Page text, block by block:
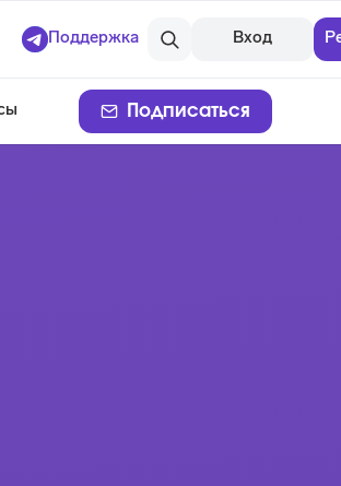
Поддержка Вход
Подписаться